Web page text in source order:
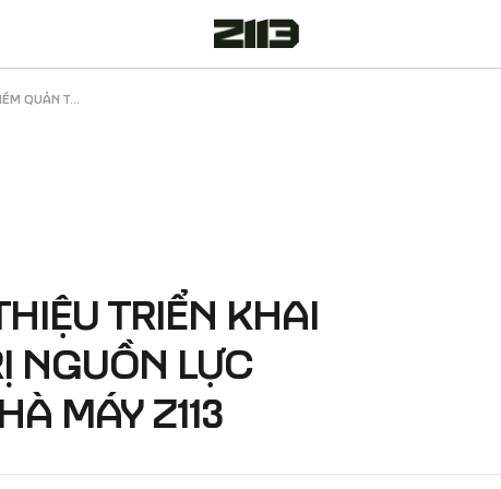
QUẢN T...
TRIỂN KHAI
NGUỒN LỰC
MÁY Z113